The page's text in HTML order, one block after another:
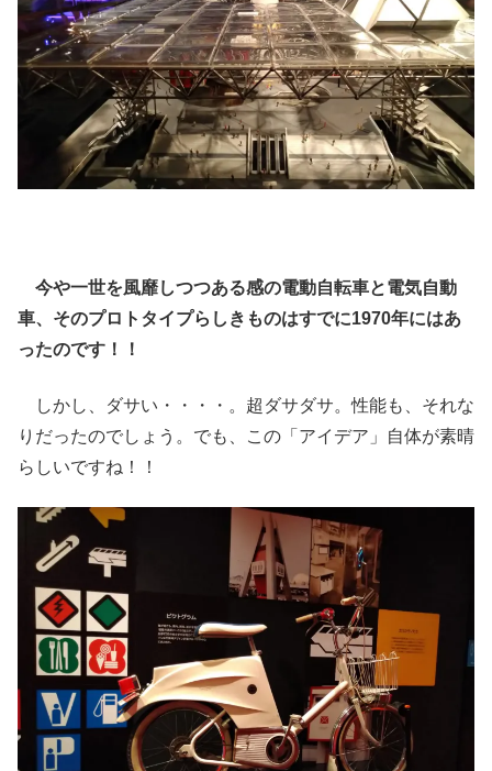
今や一世を風靡しつつある感の電動自転車と電気自動
車、そのプロトタイプらしきものはすでに1970年にはあ
ったのです！！
しかし、ダサい・・・・。超ダサダサ。性能も、それな
りだったのでしょう。でも、この「アイデア」自体が素晴
らしいですね！！